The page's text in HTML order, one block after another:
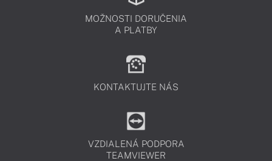
MOŽNOSTI DORUČENIA
A PLATBY
KONTAKTUJTE NÁS
VZDIALENÁ PODPORA
TEAMVIEWER